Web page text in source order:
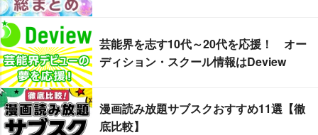
芸能界を志す10代～20代を応援！ オー
ディション・スクール情報はDeview
漫画読み放題サブスクおすすめ11選【徹
底比較】